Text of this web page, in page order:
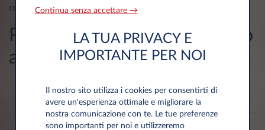
residuo del mezzo.
Riepilogo: leasing vs noleggio
a lungo termine
Leasing
Noleggio a lungo
termine
Tipo di
Continua senza accettare →
LA TUA PRIVACY E
IMPORTANTE PER NOI
Il nostro sito utilizza i cookies per consentirti di
avere un'esperienza ottimale e migliorare la
nostra comunicazione con te. Le tue preferenze
sono importanti per noi e utilizzeremo